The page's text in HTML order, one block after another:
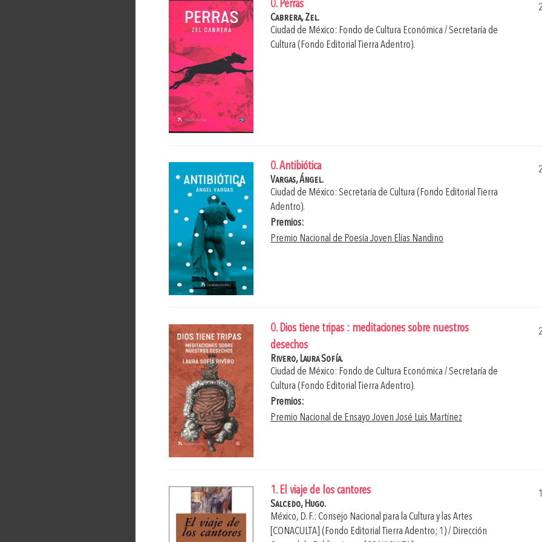
0. Perras
Cabrera, Zel.
Ciudad de México: Fondo de Cultura Económica / Secretaría de
Cultura (Fondo Editorial Tierra Adentro).
0. Antibiótica
Vargas, Ángel.
Ciudad de México: Secretaría de Cultura (Fondo Editorial Tierra
Adentro).
Premios:
Premio Nacional de Poesía Joven Elías Nandino
0. Dios tiene tripas : meditaciones sobre nuestros
desechos
Rivero, Laura Sofía.
Ciudad de México: Fondo de Cultura Económica / Secretaría de
Cultura (Fondo Editorial Tierra Adentro).
Premios:
Premio Nacional de Ensayo Joven José Luis Martínez
1. El viaje de los cantores
Salcedo, Hugo.
México, D. F.: Consejo Nacional para la Cultura y las Artes
[CONACULTA] (Fondo Editorial Tierra Adentro; 1) / Dirección